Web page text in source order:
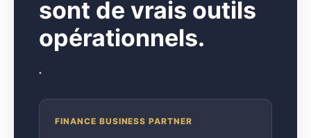
sont de vrais outils
opérationnels.
.
FINANCE BUSINESS PARTNER